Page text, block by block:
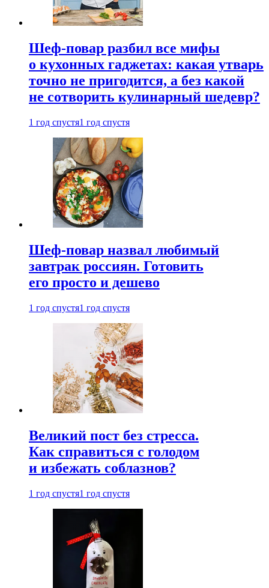
Шеф-повар разбил все мифы
о кухонных гаджетах: какая утварь
точно не пригодится, а без какой
не сотворить кулинарный шедевр?
1 год спустя1 год спустя
Шеф-повар назвал любимый
завтрак россиян. Готовить
его просто и дешево
1 год спустя1 год спустя
Великий пост без стресса.
Как справиться с голодом
и избежать соблазнов?
1 год спустя1 год спустя